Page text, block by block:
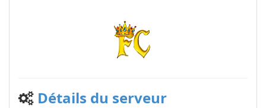
Détails du serveur